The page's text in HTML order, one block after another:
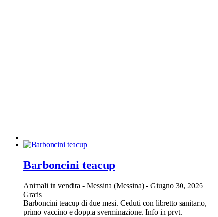
Barboncini teacup
Animali in vendita - Messina (Messina) - Giugno 30, 2026
Gratis
Barboncini teacup di due mesi. Ceduti con libretto sanitario,
primo vaccino e doppia sverminazione. Info in prvt.